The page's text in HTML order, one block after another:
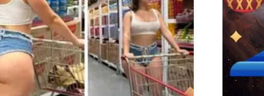
pravom času
Nekada ste morali da štedite, nekada da se odričete,
sačuvali mir. Međutim, sada stiže period kada se
ili iznenadnog novčanog dobitka. Neki Rakovi će